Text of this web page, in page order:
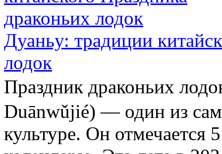
Дуаньу: традиции
лодок
Праздник драконьих
Duānwǔjié) — один из
культуре. Он отмечается